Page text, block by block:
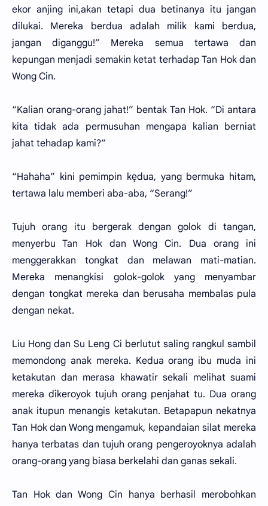
ekor anjing ini,akan tetapi dua betinanya itu jangan
dilukai. Mereka berdua adalah milik kami berdua,
jangan diganggu!” Mereka semua tertawa dan
kepungan menjadi semakin ketat terhadap Tan Hok dan
Wong Cin.
“Kalian orang-orang jahat!” bentak Tan Hok. “Di antara
kita tidak ada permusuhan mengapa kalian berniat
jahat tehadap kami?”
“Hahaha” kini pemimpin kędua, yang bermuka hitam,
tertawa lalu memberi aba-aba, “Serang!”
Tujuh orang itu bergerak dengan golok di tangan,
menyerbu Tan Hok dan Wong Cin. Dua orang ini
menggerakkan tongkat dan melawan mati-matian.
Mereka menangkisi golok-golok yang menyambar
dengan tongkat mereka dan berusaha membalas pula
dengan nekat.
Liu Hong dan Su Leng Ci berlutut saling rangkul sambil
memondong anak mereka. Kedua orang ibu muda ini
ketakutan dan merasa khawatir sekali melihat suami
mereka dikeroyok tujuh orang penjahat tu. Dua orang
anak itupun menangis ketakutan. Betapapun nekatnya
Tan Hok dan Wong mengamuk, kepandaian silat mereka
hanya terbatas dan tujuh orang pengeroyoknya adalah
orang-orang yang biasa berkelahi dan ganas sekali.
Tan Hok dan Wong Cin hanya berhasil merobohkan